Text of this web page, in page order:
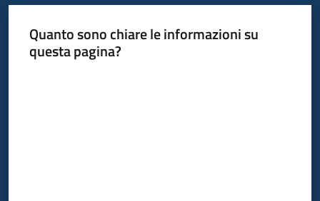
Quanto sono chiare le informazioni su
questa pagina?